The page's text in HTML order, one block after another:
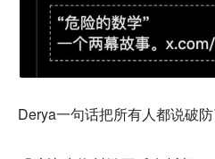
Derya一句话把所有人都说破